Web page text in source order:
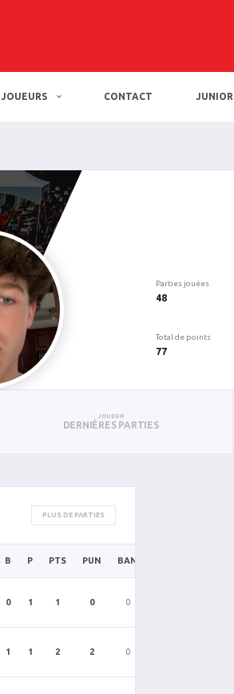
JOUEURS CONTACT JUNIOR
Parties jouées
48
Total de points
77
JOUEUR
DERNIÈRES PARTIES
PLUS DE PARTIES
B P PTS PUN BAN
0 1 1 0 0
1 1 2 2 0